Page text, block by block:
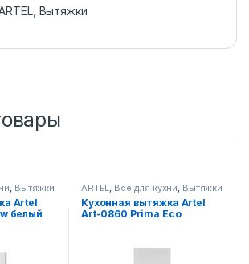
, Вытяжки
, Вытяжки
Artel
белый
ARTEL, Все для кухни, Вытяжки
Кухонная вытяжка Artel
Art-0860 Prima Eco